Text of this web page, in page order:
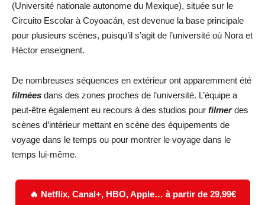
(Université nationale autonome du Mexique), située sur le
Circuito Escolar à Coyoacán, est devenue la base principale
pour plusieurs scènes, puisqu’il s’agit de l’université où Nora et
Héctor enseignent.
De nombreuses séquences en extérieur ont apparemment été
filmées dans des zones proches de l’université. L’équipe a
peut-être également eu recours à des studios pour filmerdes
scènes d’intérieur mettant en scène des équipements de
voyage dans le temps ou pour montrer le voyage dans le
temps lui-même.
🔥 Netflix, Canal+, HBO, Apple… à partir de 29,99€